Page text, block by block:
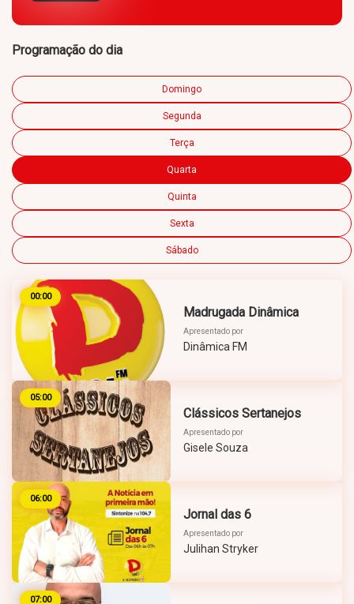
Programação do dia
Domingo
Segunda
Terça
Quarta
Quinta
Sexta
Sábado
00:00
Madrugada Dinâmica
Apresentado por
Dinâmica FM
05:00
Clássicos Sertanejos
Apresentado por
Gisele Souza
06:00
Jornal das 6
Apresentado por
Julihan Stryker
07:00